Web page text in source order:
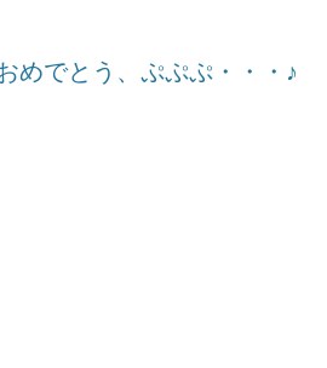
でとう、ぷぷぷ・・・♪